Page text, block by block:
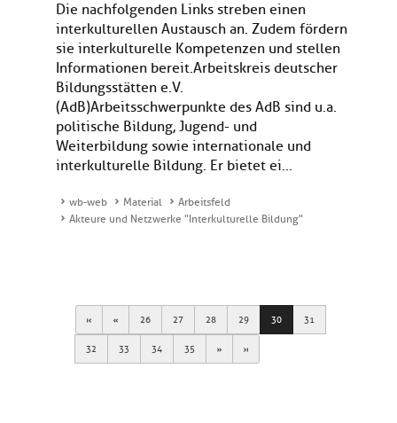
Die nachfolgenden Links streben einen
interkulturellen Austausch an. Zudem fördern
sie interkulturelle Kompetenzen und stellen
Informationen bereit. Arbeitskreis deutscher
Bildungsstätten e.V.
(AdB)Arbeitsschwerpunkte des AdB sind u.a.
politische Bildung, Jugend- und
Weiterbildung sowie internationale und
interkulturelle Bildung. Er bietet ei...
wb-web Material
Arbeitsfeld
Akteure und Netzwerke "Interkulturelle Bildung"
First Previous
26 27 28 29 30 31
32 33 34 35 Next Last